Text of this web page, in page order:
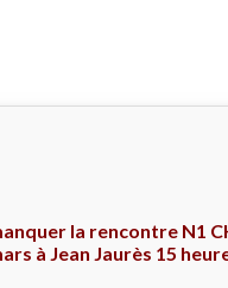
la rencontre N1
à Jean Jaurès 15